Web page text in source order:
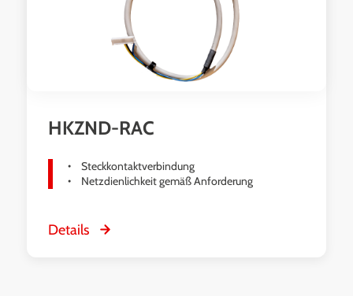
HKZND-RAC
Steckkontaktverbindung
Netzdienlichkeit gemäß Anforderung
Details